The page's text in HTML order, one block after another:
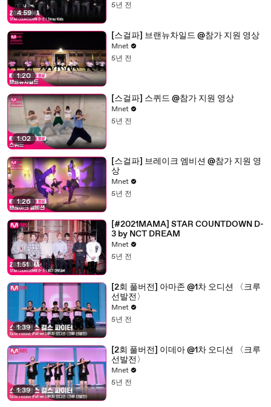
4:59
5년 전
1:20
[스걸파] 브랜뉴차일드 @참가 지원 영상
Mnet
5년 전
1:02
[스걸파] 스퀴드 @참가 지원 영상
Mnet
5년 전
1:26
[스걸파] 브레이크 엠비션 @참가 지원 영
상
Mnet
5년 전
1:51
[#2021MAMA] STAR COUNTDOWN D-
3 by NCT DREAM
Mnet
5년 전
1:39
[2회 풀버전] 아마존 @1차 오디션 〈크루
선발전〉
Mnet
5년 전
1:39
[2회 풀버전] 이데아 @1차 오디션 〈크루
선발전〉
Mnet
5년 전